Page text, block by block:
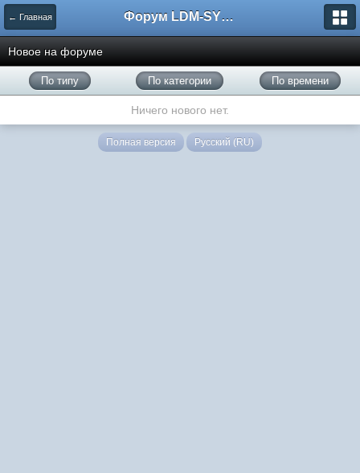
← Главная Форум LDM-SYSTEMS
Новое на форуме
По типу По категории По времени
Ничего нового нет.
Полная версия Русский (RU)